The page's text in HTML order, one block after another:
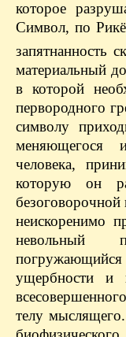
которое
Символ, по
запятнанность
материальный
в которой
первородного
символу
меняющегося
человека,
которую он
неискоренимо
невольный
ущербности
телу